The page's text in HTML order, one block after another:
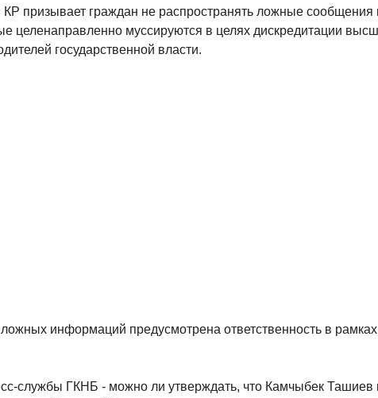
призывает граждан не распространять ложные сообщения
целенаправленно муссируются в целях дискредитации
государственной власти.
информаций предусмотрена ответственность в рамках
службы ГКНБ - можно ли утверждать, что Камчыбек Ташиев